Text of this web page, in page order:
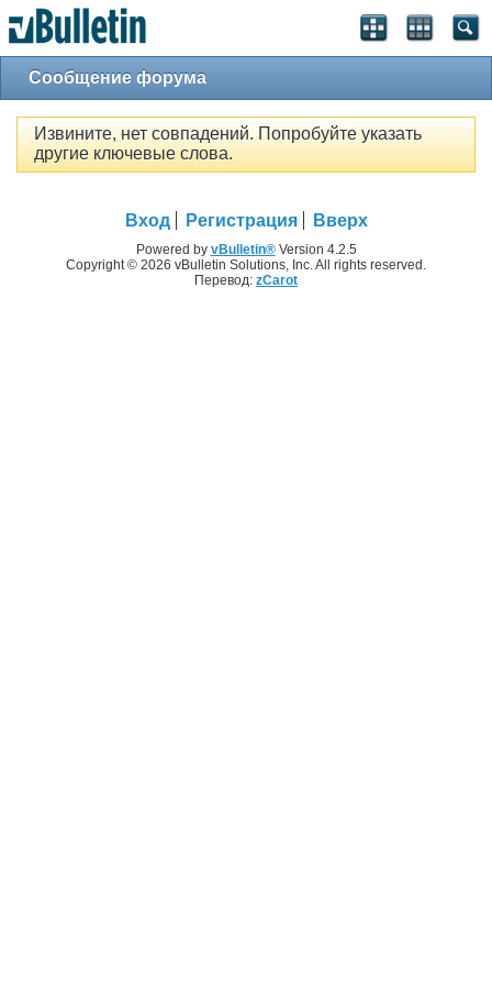
Сообщение форума
Извините, нет совпадений. Попробуйте указать
другие ключевые слова.
Вход Регистрация Вверх
Powered by vBulletin®Version 4.2.5
Copyright © 2026 vBulletin Solutions, Inc. All rights reserved.
Перевод: zCarot